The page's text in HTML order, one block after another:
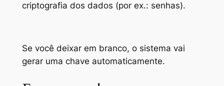
criptografia dos dados (por ex.: senhas).
Se você deixar em branco, o sistema vai
gerar uma chave automaticamente.